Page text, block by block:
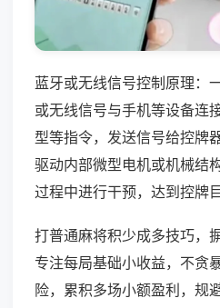
蓝牙或无线信号控制原理：
或无线信号与手机等设备连
型等指令，发送信号给控牌
驱动内部微型电机或机械结
过程中进行干预，达到控牌目
打普通麻将积少成多技巧，
专注每局基础小收益，不贪
险，累积多场小额盈利，规